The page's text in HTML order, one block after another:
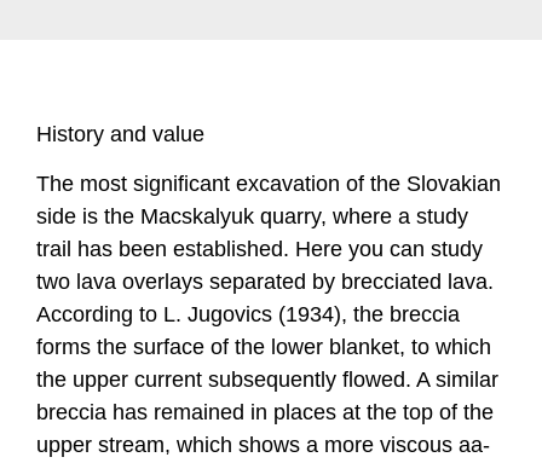
History and value
The most significant excavation of the Slovakian
side is the Macskalyuk quarry, where a study
trail has been established. Here you can study
two lava overlays separated by brecciated lava.
According to L. Jugovics (1934), the breccia
forms the surface of the lower blanket, to which
the upper current subsequently flowed. A similar
breccia has remained in places at the top of the
upper stream, which shows a more viscous aa-